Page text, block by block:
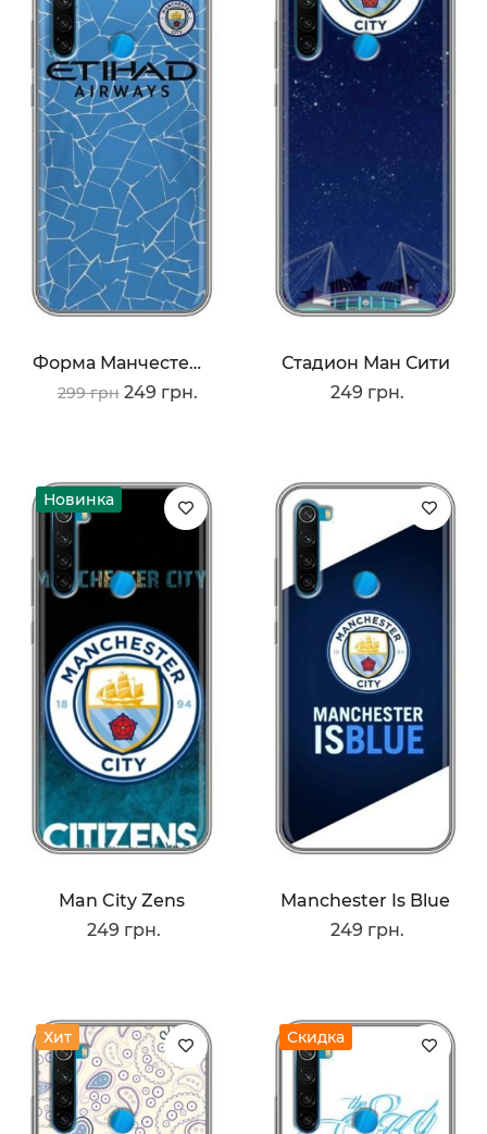
Форма Манчестер Сити
299 грн 249 грн.
Стадион Ман Сити
249 грн.
Новинка
Man City Zens
249 грн.
Manchester Is Blue
249 грн.
Хит Скидка